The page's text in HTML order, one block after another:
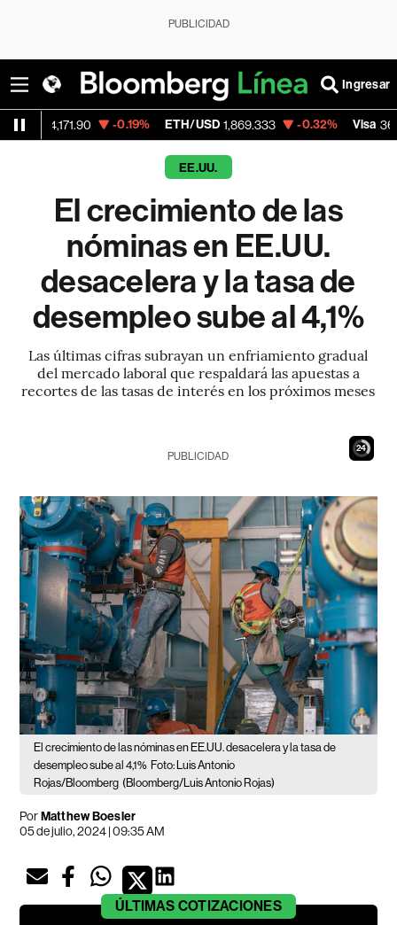
PUBLICIDAD
Ingresar
-0.19% ETH/USD 1,869.333 -0.32% Visa 369.59
EE.UU.
El crecimiento de las
nóminas en EE.UU.
desacelera y la tasa de
desempleo sube al 4,1%
Las últimas cifras subrayan un enfriamiento gradual
del mercado laboral que respaldará las apuestas a
recortes de las tasas de interés en los próximos meses
23
PUBLICIDAD
El crecimiento de las nóminas en EE.UU. desacelera y la tasa de
desempleo sube al 4,1% Foto: Luis Antonio
Rojas/Bloomberg (Bloomberg/Luis Antonio Rojas)
PorMatthew Boesler
05 de julio, 2024 | 09:35 AM
ÚLTIMAS COTIZACIONES